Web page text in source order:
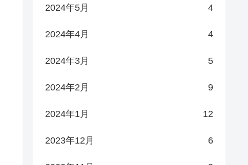
2024年5月 4
2024年4月 4
2024年3月 5
2024年2月 9
2024年1月 12
2023年12月 6